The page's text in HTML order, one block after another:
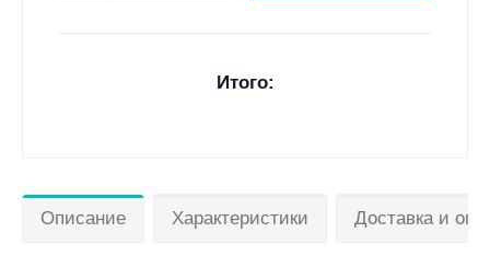
Итого:
Описание Характеристики Доставка и